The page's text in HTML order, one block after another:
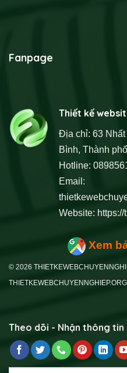
Fanpage
Thiết kế
Địa chỉ: 63
Bình, Thành
Hotline:
Email:
Website:
Xem
© 2026
Theo dõi - Nhận thông tin